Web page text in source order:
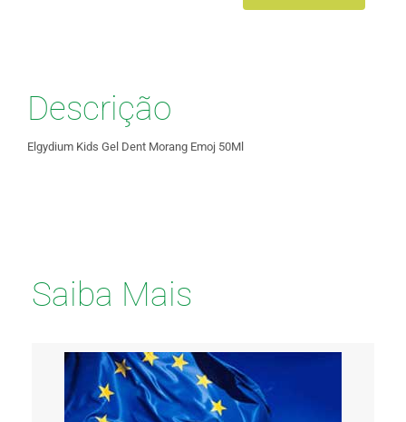
Descrição
Elgydium Kids Gel Dent Morang Emoj 50Ml
Saiba Mais